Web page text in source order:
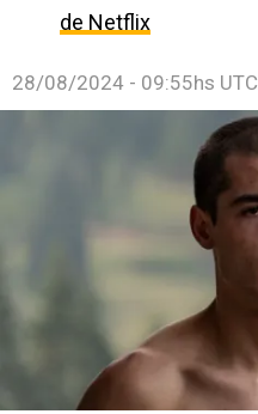
de Netflix
28/08/2024 - 09:55hs UTC